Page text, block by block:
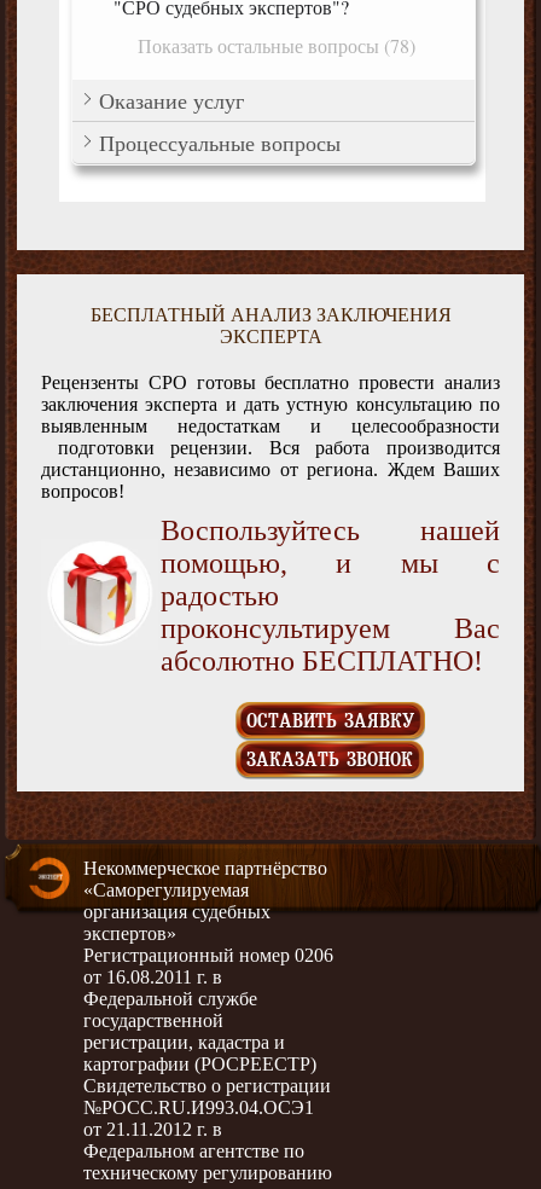
"СРО судебных экспертов"?
Показать остальные вопросы (78)
Оказание услуг
Процессуальные вопросы
БЕСПЛАТНЫЙ АНАЛИЗ ЗАКЛЮЧЕНИЯ
ЭКСПЕРТА
Рецензенты СРО готовы бесплатно провести анализ
заключения эксперта и дать устную консультацию по
выявленным недостаткам и целесообразности
подготовки рецензии. Вся работа производится
дистанционно, независимо от региона. Ждем Ваших
вопросов!
Воспользуйтесь нашей
помощью, и мы с
радостью
проконсультируем Вас
абсолютно БЕСПЛАТНО!
ОСТАВИТЬ ЗАЯВКУ
ЗАКАЗАТЬ ЗВОНОК
Некоммерческое партнёрство
«Саморегулируемая
организация судебных
экспертов»
Регистрационный номер 0206
от 16.08.2011 г. в
Федеральной службе
государственной
регистрации, кадастра и
картографии (РОСРЕЕСТР)
Свидетельство о регистрации
№РОСС.RU.И993.04.ОСЭ1
от 21.11.2012 г. в
Федеральном агентстве по
техническому регулированию